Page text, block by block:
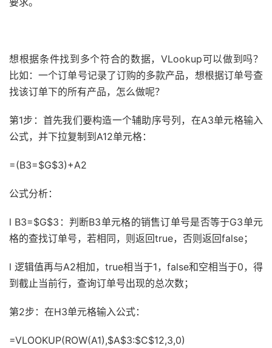
想根据条件找到多个符合的数据，VLookup可以做到吗？
比如：一个订单号记录了订购的多款产品，想根据订单号查
找该订单下的所有产品，怎么做呢？
第1步： 首先我们要构造一个辅助序号列，在A3单元格输入
公式，并下拉复制到A12单元格：
=(B3=$G$3)+A2
公式分析：
l B3=$G$3：判断B3单元格的销售订单号是否等于G3单元
格的查找订单号，若相同，则返回true，否则返回false；
l 逻辑值再与A2相加，true相当于1，false和空相当于0，得
到截止当前行，查询订单号出现的总次数；
第2步： 在H3单元格输入公式：
=VLOOKUP(ROW(A1),$A$3:$C$12,3,0)